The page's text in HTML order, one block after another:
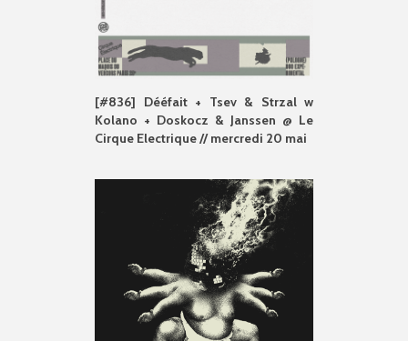
[#836] Dééfait + Tsev & Strzal w
Kolano + Doskocz & Janssen @ Le
Cirque Electrique // mercredi 20 mai